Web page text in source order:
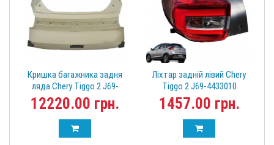
Кришка багажника задня
ляда Chery Tiggo 2 J69-
6301010-DY
12220.00 грн.
Ліхтар задній лівий Chery
Tiggo 2 J69-4433010
1457.00 грн.